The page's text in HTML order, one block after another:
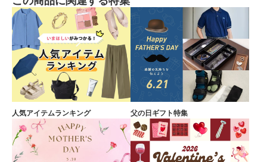
人気アイテムランキング 父の日ギフト特集